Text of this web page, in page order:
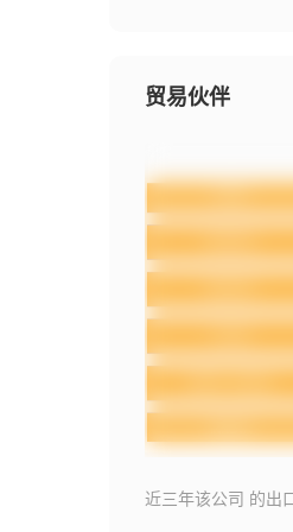
贸易伙伴
近三年该公司 的出